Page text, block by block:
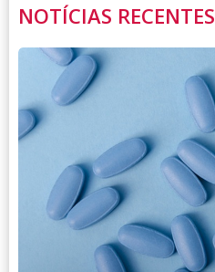
NOTÍCIAS RECENTES